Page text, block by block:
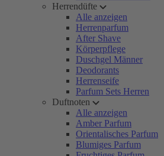
Herrendüfte
Alle anzeigen
Herrenparfum
After Shave
Körperpflege
Duschgel Männer
Deodorants
Herrenseife
Parfum Sets Herren
Duftnoten
Alle anzeigen
Amber Parfum
Orientalisches Parfum
Blumiges Parfum